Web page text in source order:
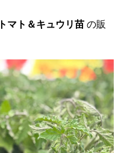
トマト＆キュウリ苗の販